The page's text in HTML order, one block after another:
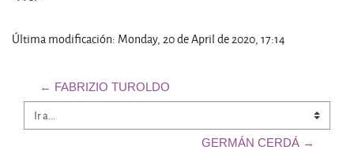
Última modificación: Monday, 20 de April de 2020, 17:14
← FABRIZIO TUROLDO
Ir a...
GERMÁN CERDÁ →